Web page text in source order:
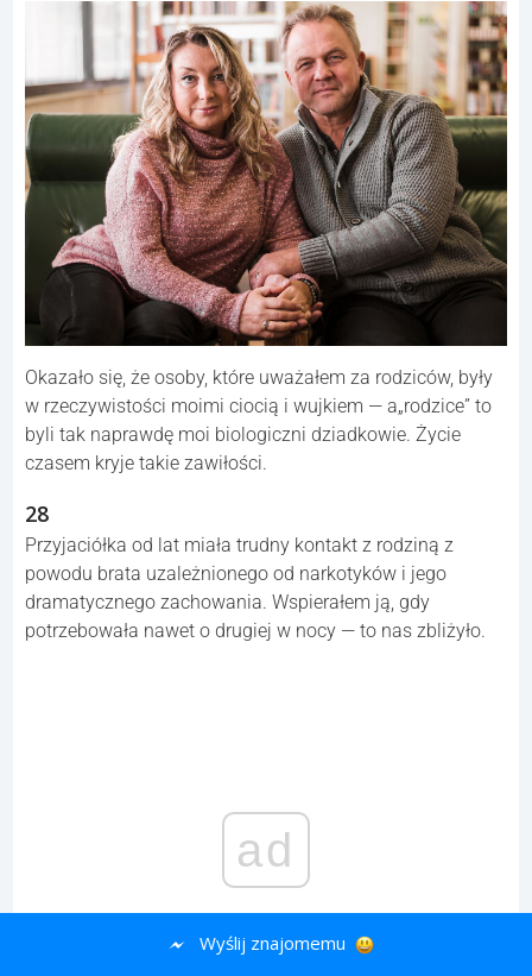
Okazało się, że osoby, które uważałem za rodziców, były
w rzeczywistości moimi ciocią i wujkiem — a„rodzice” to
byli tak naprawdę moi biologiczni dziadkowie. Życie
czasem kryje takie zawiłości.
28
Przyjaciółka od lat miała trudny kontakt z rodziną z
powodu brata uzależnionego od narkotyków i jego
dramatycznego zachowania. Wspierałem ją, gdy
potrzebowała nawet o drugiej w nocy — to nas zbliżyło.
ad
Wyślij znajomemu